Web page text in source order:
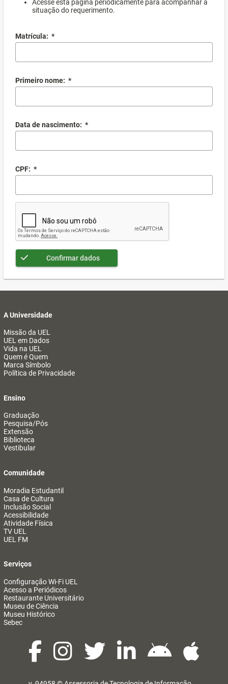
Acesse esta página periodicamente para acompanhar a
situação do requerimento.
Matrícula: *
Primeiro nome: *
Data de nascimento: *
CPF: *
Confirmar dados
A Universidade
Missão da UEL
UEL em Dados
Vida na UEL
Quem é Quem
Marca Símbolo
Política de Privacidade
Ensino
Graduação
Pesquisa/Pós
Extensão
Biblioteca
Vestibular
Comunidade
Moradia Estudantil
Casa de Cultura
Inclusão Social
Acessibilidade
Atividade Física
TV UEL
UEL FM
Serviços
Configuração Wi-Fi UEL
Acesso a Periódicos
Restaurante Universitário
Museu de Ciência
Museu Histórico
Sebec